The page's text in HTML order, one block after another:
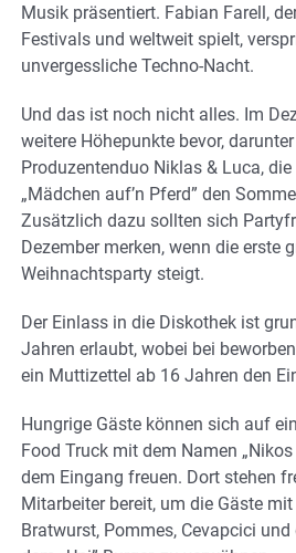
Musik präsentiert. Fabian Farell,
Festivals und weltweit spielt,
unvergessliche Techno-Nacht.
Und das ist noch nicht alles. Im
weitere Höhepunkte bevor,
Produzentenduo Niklas & Luca,
„Mädchen auf’n Pferd” den
Zusätzlich dazu sollten sich
Dezember merken, wenn die erste
Weihnachtsparty steigt.
Der Einlass in die Diskothek ist
Jahren erlaubt, wobei bei
ein Muttizettel ab 16 Jahren den
Hungrige Gäste können sich auf
Food Truck mit dem Namen
dem Eingang freuen. Dort stehen
Mitarbeiter bereit, um die Gäste
Bratwurst, Pommes, Cevapcici